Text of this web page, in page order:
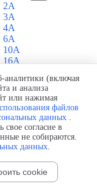
2А
3А
4А
6А
10А
16А
25А
32А
40А
50А
63А
1А
2А
3А
4А
6А
(включая
и анализа
или нажимая
файлов
данных .
согласие в
не собираются.
данных.
cookie